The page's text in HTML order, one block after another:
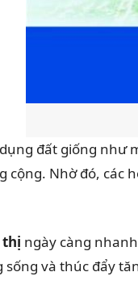
đất giống như
cộng. Nhờ đó,
thị ngày càng
sống và thúc đẩy